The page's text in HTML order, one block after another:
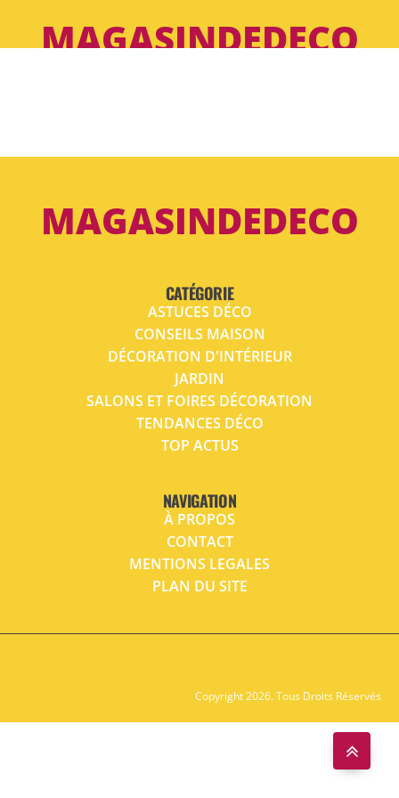
MAGASINDEDECO
MAGASINDEDECO
CATÉGORIE
ASTUCES DÉCO
CONSEILS MAISON
DÉCORATION D'INTÉRIEUR
JARDIN
SALONS ET FOIRES DÉCORATION
TENDANCES DÉCO
TOP ACTUS
NAVIGATION
À PROPOS
CONTACT
MENTIONS LEGALES
PLAN DU SITE
Copyright 2026. Tous Droits Réservés